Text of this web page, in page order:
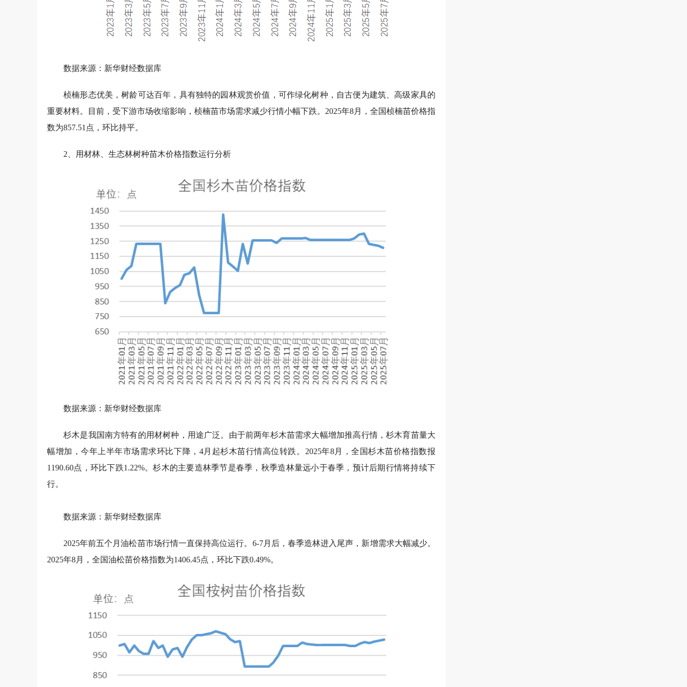
数据来源：新华财经数据库
重要材料。目前，受下游市场收缩影响，桢楠苗市场需求减少行情小幅下跌。2025年8月，全国桢楠苗价格指
2、用材林、生态林树种苗木价格指数运行分析